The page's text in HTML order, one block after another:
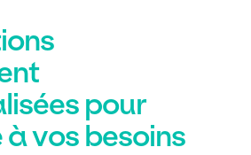
pour
vos besoins